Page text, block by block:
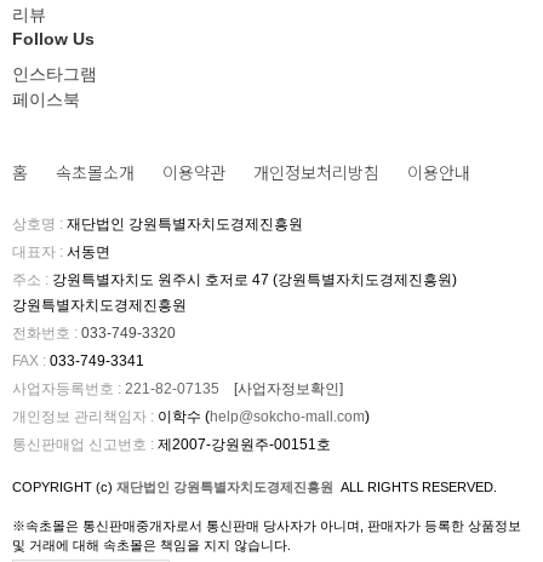
리뷰
Follow Us
인스타그램
페이스북
홈 속초몰소개 이용약관 개인정보처리방침 이용안내
상호명 : 재단법인 강원특별자치도경제진흥원
대표자 : 서동면
주소 : 강원특별자치도 원주시 호저로 47 (강원특별자치도경제진흥원)
강원특별자치도경제진흥원
전화번호 : 033-749-3320
FAX : 033-749-3341
사업자등록번호 : 221-82-07135
[사업자정보확인]
개인정보 관리책임자 : 이학수 (help@sokcho-mall.com)
통신판매업 신고번호 : 제2007-강원원주-00151호
COPYRIGHT (c) 재단법인 강원특별자치도경제진흥원 ALL RIGHTS RESERVED.
※속초몰은 통신판매중개자로서 통신판매 당사자가 아니며, 판매자가 등록한 상품정보
및 거래에 대해 속초몰은 책임을 지지 않습니다.